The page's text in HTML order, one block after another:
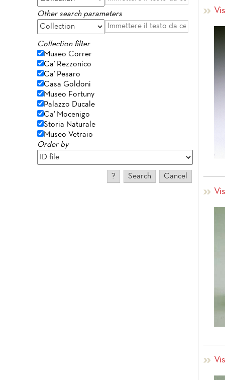
Other search parameters
Collection filter
Museo Correr
Ca' Rezzonico
Ca' Pesaro
Casa Goldoni
Museo Fortuny
Palazzo Ducale
Ca' Mocenigo
Storia Naturale
Museo Vetraio
Order by